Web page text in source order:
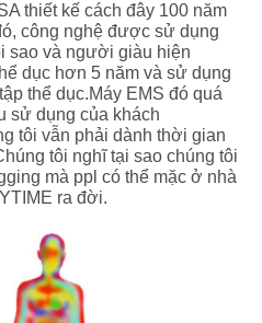
thiết kế cách đây 100 năm
công nghệ được sử dụng
sao và người giàu hiện
dục hơn 5 năm và sử dụng
thể dục.Máy EMS đó quá
sử dụng của khách
tôi vẫn phải dành thời gian
tôi nghĩ tại sao chúng tôi
mà ppl có thể mặc ở nhà
ra đời.